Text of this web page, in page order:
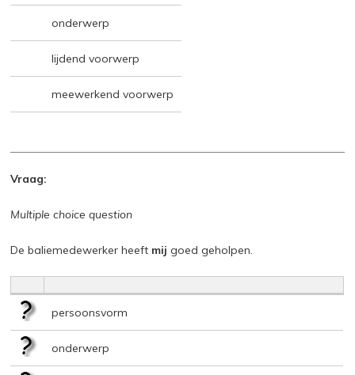
onderwerp
lijdend voorwerp
meewerkend voorwerp
Vraag:
Multiple choice question
De baliemedewerker heeft mij goed geholpen.
persoonsvorm
onderwerp